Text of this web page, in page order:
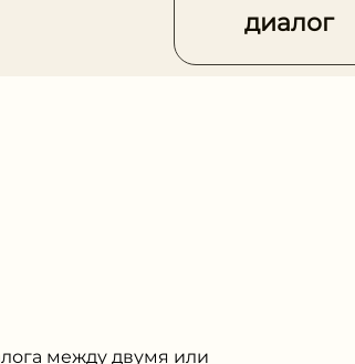
диалог
между двумя или